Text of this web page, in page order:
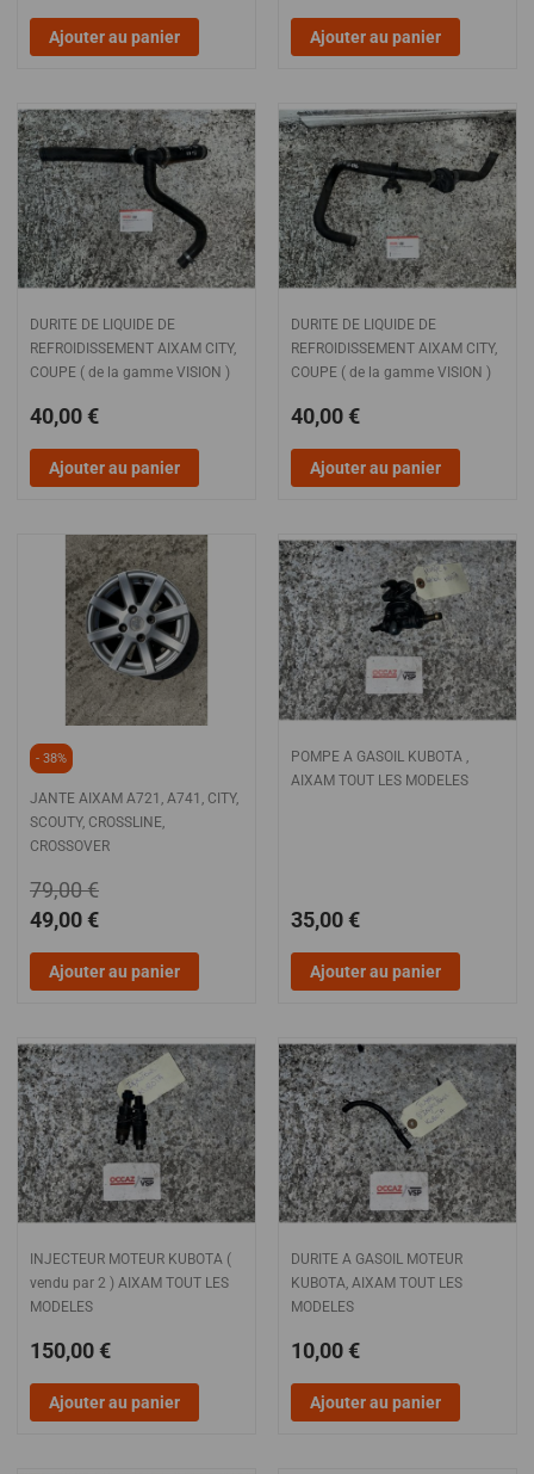
Ajouter au panier Ajouter au panier
DURITE DE LIQUIDE DE
REFROIDISSEMENT AIXAM CITY,
COUPE ( de la gamme VISION )
40,00 €
Ajouter au panier
DURITE DE LIQUIDE DE
REFROIDISSEMENT AIXAM CITY,
COUPE ( de la gamme VISION )
40,00 €
Ajouter au panier
- 38%
JANTE AIXAM A721, A741, CITY,
SCOUTY, CROSSLINE,
CROSSOVER
49,00 €
79,00 €
Ajouter au panier
POMPE A GASOIL KUBOTA ,
AIXAM TOUT LES MODELES
35,00 €
Ajouter au panier
INJECTEUR MOTEUR KUBOTA (
vendu par 2 ) AIXAM TOUT LES
MODELES
150,00 €
Ajouter au panier
DURITE A GASOIL MOTEUR
KUBOTA, AIXAM TOUT LES
MODELES
10,00 €
Ajouter au panier